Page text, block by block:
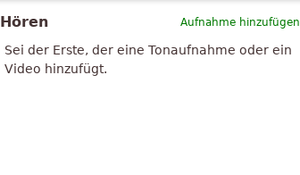
Aufnahme hinzufügen
Hören
Sei der Erste, der eine Tonaufnahme oder ein
Video hinzufügt.